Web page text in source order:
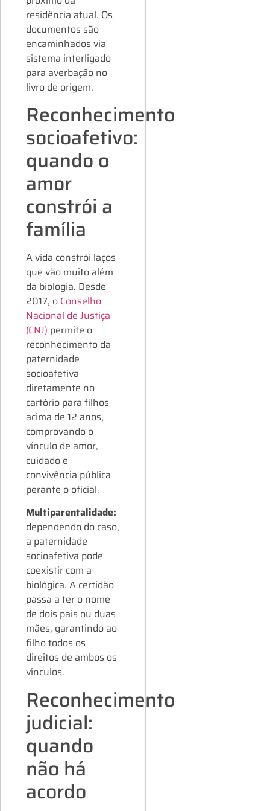
residência atual. Os
documentos são
encaminhados via
sistema interligado
para averbação no
livro de origem.
Reconhecimento
socioafetivo:
quando o
amor
constrói a
família
A vida constrói laços
que vão muito além
da biologia. Desde
2017, o Conselho
Nacional de Justiça
(CNJ) permite o
reconhecimento da
paternidade
socioafetiva
diretamente no
cartório para filhos
acima de 12 anos,
comprovando o
vínculo de amor,
cuidado e
convivência pública
perante o oficial.
Multiparentalidade:
dependendo do caso,
a paternidade
socioafetiva pode
coexistir com a
biológica. A certidão
passa a ter o nome
de dois pais ou duas
mães, garantindo ao
filho todos os
direitos de ambos os
vínculos.
Reconhecimento
judicial:
quando
não há
acordo